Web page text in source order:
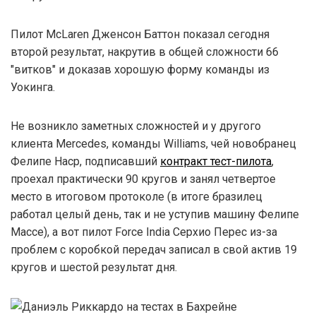
Пилот McLaren Дженсон Баттон показал сегодня
второй результат, накрутив в общей сложности 66
"витков" и доказав хорошую форму команды из
Уокинга.
Не возникло заметных сложностей и у другого
клиента Mercedes, команды Williams, чей новобранец
Фелипе Наср, подписавший контракт тест-пилота,
проехал практически 90 кругов и занял четвертое
место в итоговом протоколе (в итоге бразилец
работал целый день, так и не уступив машину Фелипе
Массе), а вот пилот Force India Серхио Перес из-за
проблем с коробкой передач записал в свой актив 19
кругов и шестой результат дня.